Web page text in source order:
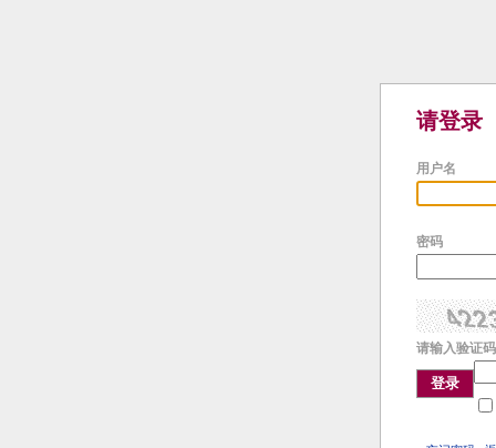
请登录
用户名
密码
请输入验证
登录